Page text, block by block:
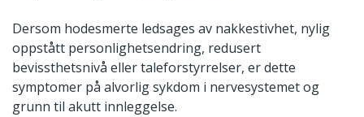
Dersom hodesmerte ledsages av nakkestivhet, nylig
oppstått personlighetsendring, redusert
bevissthetsnivå eller taleforstyrrelser, er dette
symptomer på alvorlig sykdom i nervesystemet og
grunn til akutt innleggelse.